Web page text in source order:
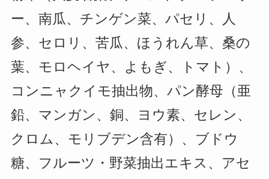
ー、南瓜、チンゲン菜、パセリ、人
参、セロリ、苦瓜、ほうれん草、桑の
葉、モロヘイヤ、よもぎ、トマト）、
コンニャクイモ抽出物、パン酵母（亜
鉛、マンガン、銅、ヨウ素、セレン、
クロム、モリブデン含有）、ブドウ
糖、フルーツ・野菜抽出エキス、アセ